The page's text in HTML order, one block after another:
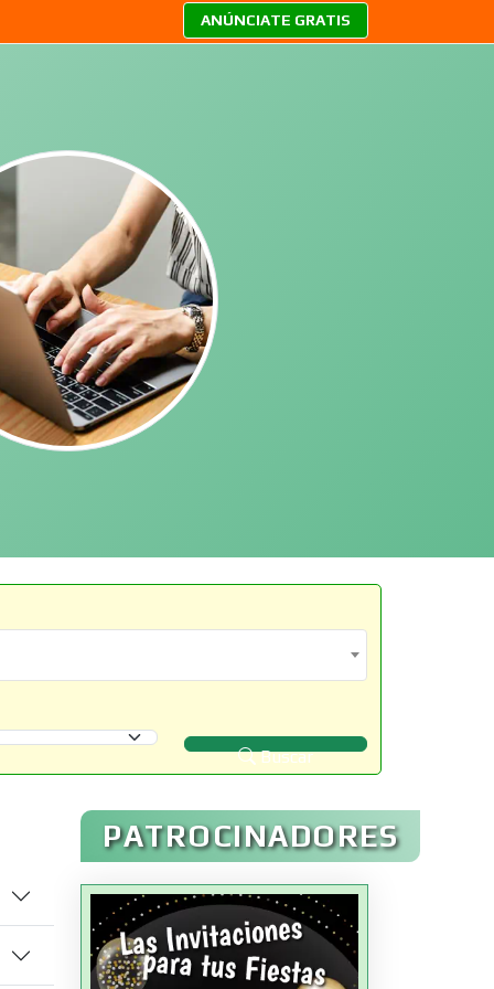
ANÚNCIATE GRATIS
Buscar
PATROCINADORES